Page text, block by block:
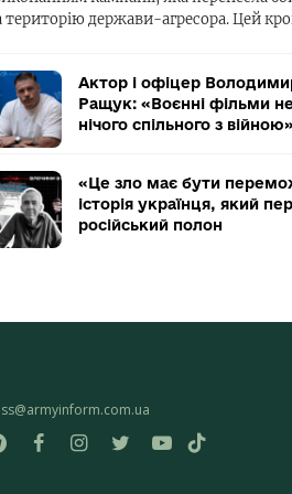
територію держави-агресора. Цей
Актор і офіцер
Ращук: «Воєнні фільми
нічого спільного з війною»
«Це зло має бути
історія українця, який
російський полон